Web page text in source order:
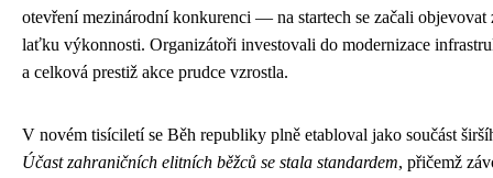
otevření mezinárodní konkurenci — na startech se začali
laťku výkonnosti. Organizátoři investovali do modernizace
a celková prestiž akce prudce vzrostla.
V novém tisíciletí se Běh republiky plně etabloval jako součást
Účast zahraničních elitních běžců se stala standardem, přičemž